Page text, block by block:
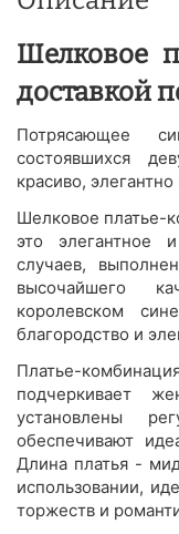
Шелковое
доставкой
Потрясающее
состоявшихся
красиво,
Шелковое платье-
это элегантное
случаев,
высочайшего
королевском
благородство и
Платье-
подчеркивает
установлены
обеспечивают
Длина платья -
использовании,
торжеств и